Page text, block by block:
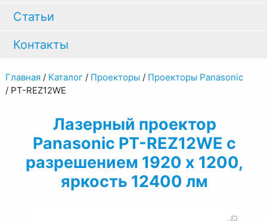
Статьи
Контакты
Главная/ Каталог/ Проекторы / Проекторы Panasonic
/ PT-REZ12WE
Лазерный проектор
Panasonic PT-REZ12WE с
разрешением 1920 x 1200,
яркость 12400 лм